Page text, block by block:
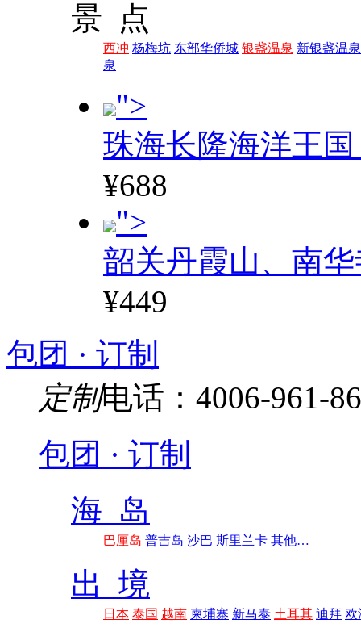
景 点
西冲 杨梅坑 东部华侨城 银盏温泉 新银盏温泉
泉
">
珠海长隆海洋王
¥688
">
韶关丹霞山、南
¥449
包团 · 订制
定制电话：4006-961-
包团 · 订制
海 岛
巴厘岛 普吉岛 沙巴 斯里兰卡 其他…
出 境
日本 泰国 越南 柬埔寨 新马泰 土耳其 迪拜 欧